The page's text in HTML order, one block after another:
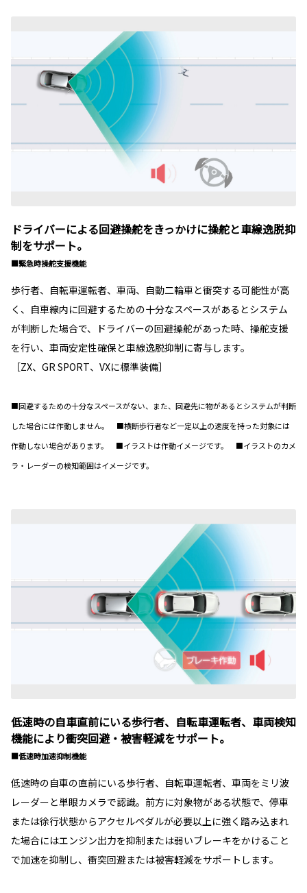
ドライバーによる回避操舵をきっかけに操舵と車線逸脱抑
制をサポート。
■緊急時操舵支援機能
歩行者、自転車運転者、車両、自動二輪車と衝突する可能性が高
く、自車線内に回避するための十分なスペースがあるとシステム
が判断した場合で、ドライバーの回避操舵があった時、操舵支援
を行い、車両安定性確保と車線逸脱抑制に寄与します。
［ZX、GR SPORT、VXに標準装備］
■回避するための十分なスペースがない、また、回避先に物があるとシステムが判断
した場合には作動しません。 ■横断歩行者など一定以上の速度を持った対象には
作動しない場合があります。 ■イラストは作動イメージです。 ■イラストのカメ
ラ・レーダーの検知範囲はイメージです。
低速時の自車直前にいる歩行者、自転車運転者、車両検知
機能により衝突回避・被害軽減をサポート。
■低速時加速抑制機能
低速時の自車の直前にいる歩行者、自転車運転者、車両をミリ波
レーダーと単眼カメラで認識。前方に対象物がある状態で、停車
または徐行状態からアクセルペダルが必要以上に強く踏み込まれ
た場合にはエンジン出力を抑制または弱いブレーキをかけること
で加速を抑制し、衝突回避または被害軽減をサポートします。